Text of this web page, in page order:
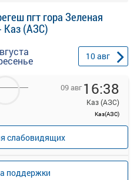
пгт гора Зеленая
Каз (АЗС)
10авг
09 авг 16:38
Каз (АЗС)
Каз(АЗС)
Продажа билетов
прекращена
слабовидящих
поддержки